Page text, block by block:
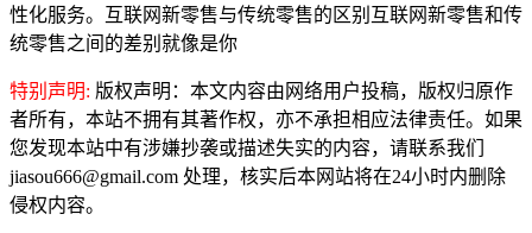
性化服务。互联网新零售与传统零售的区别互联网新零售和传
统零售之间的差别就像是你
特别声明: 版权声明：本文内容由网络用户投稿，版权归原作
者所有，本站不拥有其著作权，亦不承担相应法律责任。如果
您发现本站中有涉嫌抄袭或描述失实的内容，请联系我们
jiasou666@gmail.com 处理，核实后本网站将在24小时内删除
侵权内容。